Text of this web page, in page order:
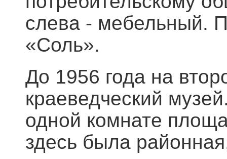
слева - мебельный.
«Соль».
До 1956 года на
краеведческий
одной комнате
здесь была